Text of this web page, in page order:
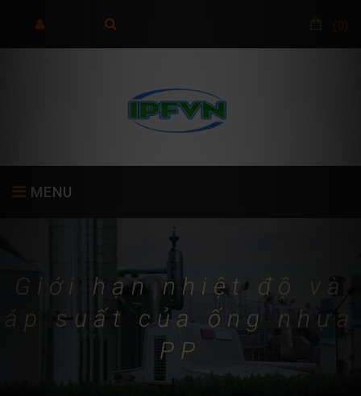
(0)
MENU
GIỚI THIỆU
BLOG LIÊN HỆ
Giới hạn nhiệt độ và
áp suất của ống nhựa
PP